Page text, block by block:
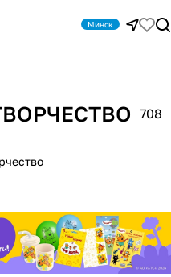
Минск
708